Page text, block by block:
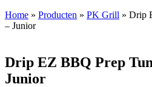
Home » Producten » PK Grill » Drip
– Junior
Drip EZ BBQ Prep
Junior